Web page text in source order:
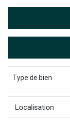
De l'immo pro
Type de bien
Localisation